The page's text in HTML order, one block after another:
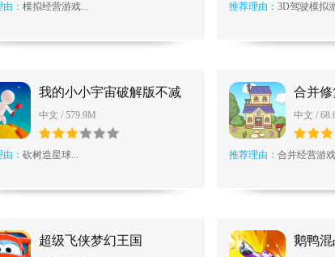
： 模拟经营游戏... 推荐理由： 3D驾驶模拟
我的小小宇宙破解版不减
反增免广告版
中文 / 579.9M
： 砍树造星球...
合并
中文 /
推荐理由： 合并经营游
超级飞侠梦幻王国 鹅鸭